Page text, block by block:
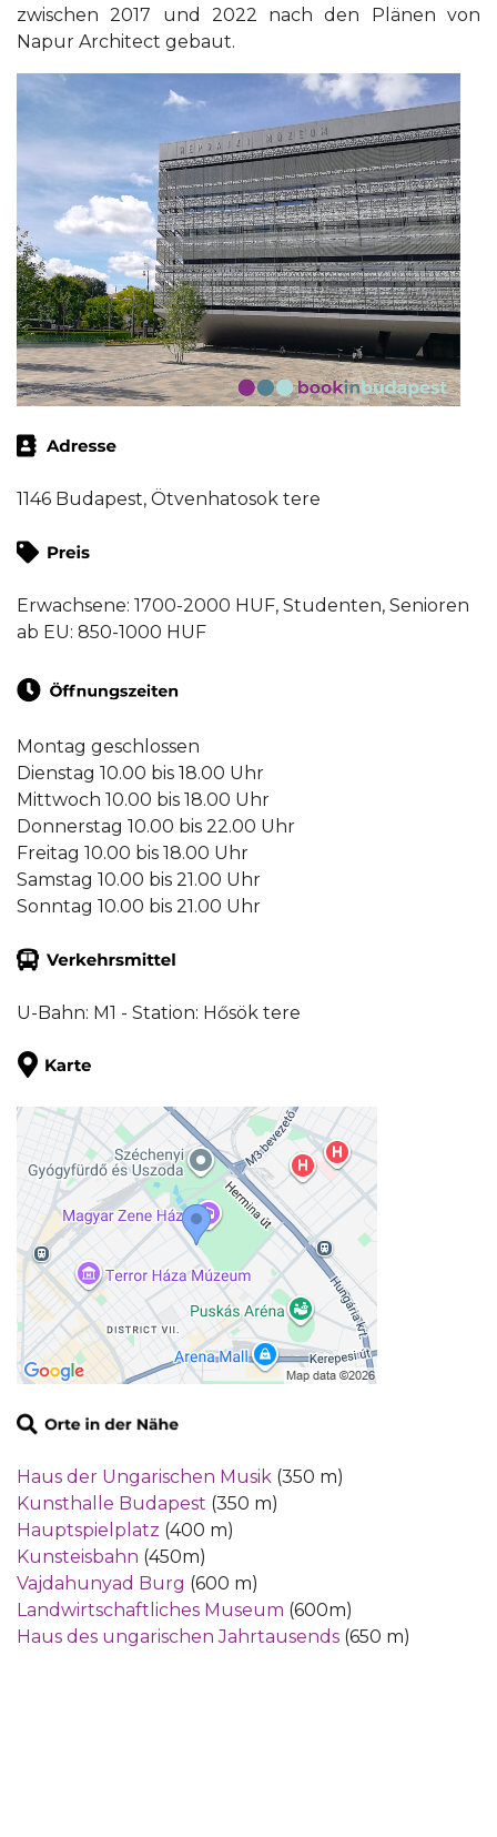
zwischen 2017 und 2022 nach den Plänen von
Napur Architect gebaut.
1146 Budapest, Ötvenhatosok tere
Erwachsene: 1700-2000 HUF, Studenten, Senioren
ab EU: 850-1000 HUF
Montag geschlossen
Dienstag 10.00 bis 18.00 Uhr
Mittwoch 10.00 bis 18.00 Uhr
Donnerstag 10.00 bis 22.00 Uhr
Freitag 10.00 bis 18.00 Uhr
Samstag 10.00 bis 21.00 Uhr
Sonntag 10.00 bis 21.00 Uhr
U-Bahn: M1 - Station: Hősök tere
Haus der Ungarischen Musik (350 m)
Kunsthalle Budapest (350 m)
Hauptspielplatz (400 m)
Kunsteisbahn (450m)
Vajdahunyad Burg (600 m)
Landwirtschaftliches Museum (600m)
Haus des ungarischen Jahrtausends (650 m)